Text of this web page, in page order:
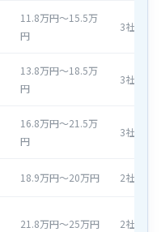
11.8万円〜15.5万
円
3社
13.8万円〜18.5万
円
3社
16.8万円〜21.5万
円
3社
18.9万円〜20万円 2社
21.8万円〜25万円 2社